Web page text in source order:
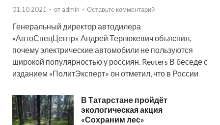
01.10.2021 - от admin - Оставьте комментарий
Генеральный директор автодилера
«АвтоСпецЦентр» Андрей Терлюкевич объяснил,
почему электрические автомобили не пользуются
широкой популярностью у россиян. Reuters В беседе с
изданием «ПолитЭксперт» он отметил, что в России
В Татарстане пройдёт
экологическая акция
«Сохраним лес»